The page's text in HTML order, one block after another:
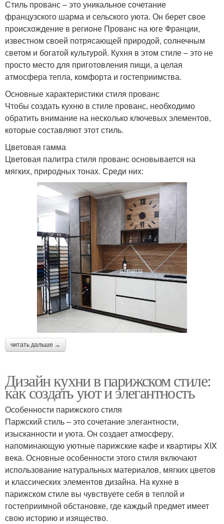
Стиль прованс – это уникальное сочетание
французского шарма и сельского уюта. Он берет свое
происхождение в регионе Прованс на юге Франции,
известном своей потрясающей природой, солнечным
светом и богатой культурой. Кухня в этом стиле – это не
просто место для приготовления пищи, а целая
атмосфера тепла, комфорта и гостеприимства.
Основные характеристики стиля прованс
Чтобы создать кухню в стиле прованс, необходимо
обратить внимание на несколько ключевых элементов,
которые составляют этот стиль.
Цветовая гамма
Цветовая палитра стиля прованс основывается на
мягких, природных тонах. Среди них:
читать дальше →
Дизайн кухни в парижском стиле:
как создать уют и элегантность
Особенности парижского стиля
Паржский стиль – это сочетание элегантности,
изысканности и уюта. Он создает атмосферу,
напоминающую уютные парижские кафе и квартиры XIX
века. Основные особенности этого стиля включают
использование натуральных материалов, мягких цветов
и классических элементов дизайна. На кухне в
парижском стиле вы чувствуете себя в теплой и
гостеприимной обстановке, где каждый предмет имеет
свою историю и изящество.